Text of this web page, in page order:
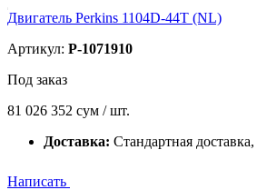
Двигатель Perkins 1104D-44T (NL)
Артикул: P-1071910
Под заказ
81 026 352 сум / шт.
Доставка: Стандартная
Написать